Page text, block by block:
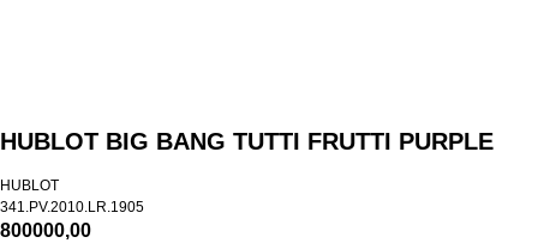
HUBLOT BIG BANG TUTTI FRUTTI PURPLE
HUBLOT
341.PV.2010.LR.1905​
800000,00